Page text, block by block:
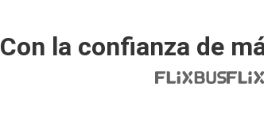
Con la confianza de